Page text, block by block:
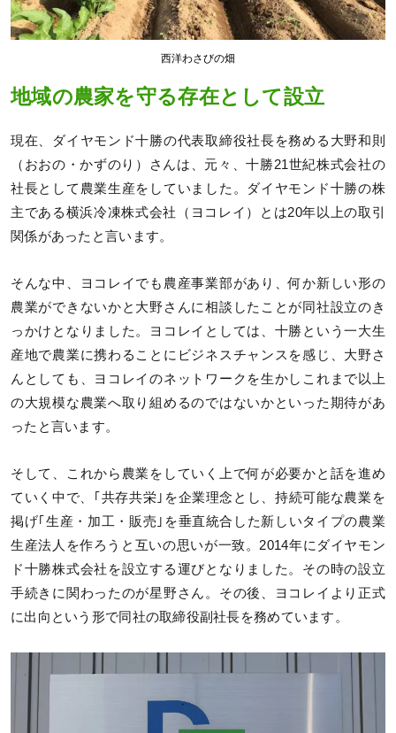
西洋わさびの畑
地域の農家を守る存在として設立
現在、ダイヤモンド十勝の代表取締役社長を務める大野和則
（おおの・かずのり）さんは、元々、十勝21世紀株式会社の
社長として農業生産をしていました。ダイヤモンド十勝の株
主である横浜冷凍株式会社（ヨコレイ）とは20年以上の取引
関係があったと言います。
そんな中、ヨコレイでも農産事業部があり、何か新しい形の
農業ができないかと大野さんに相談したことが同社設立のき
っかけとなりました。ヨコレイとしては、十勝という一大生
産地で農業に携わることにビジネスチャンスを感じ、大野さ
んとしても、ヨコレイのネットワークを生かしこれまで以上
の大規模な農業へ取り組めるのではないかといった期待があ
ったと言います。
そして、これから農業をしていく上で何が必要かと話を進め
ていく中で、｢共存共栄｣を企業理念とし、持続可能な農業を
掲げ｢生産・加工・販売｣を垂直統合した新しいタイプの農業
生産法人を作ろうと互いの思いが一致。2014年にダイヤモン
ド十勝株式会社を設立する運びとなりました。その時の設立
手続きに関わったのが星野さん。その後、ヨコレイより正式
に出向という形で同社の取締役副社長を務めています。